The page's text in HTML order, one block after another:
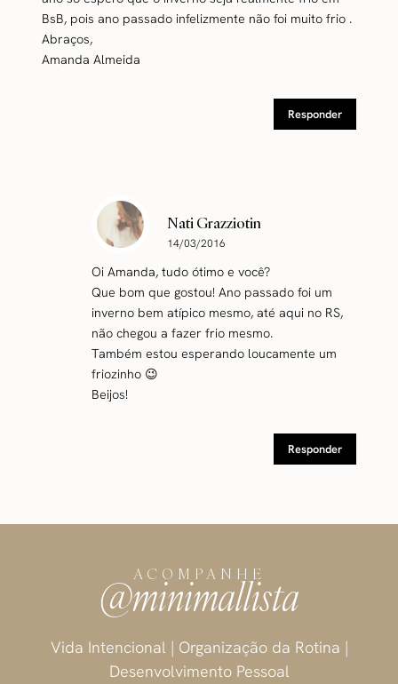
BsB, pois ano passado infelizmente não foi muito frio .
Abraços,
Amanda Almeida
Responder
Nati Grazziotin
14/03/2016
Oi Amanda, tudo ótimo e você?
Que bom que gostou! Ano passado foi um
inverno bem atípico mesmo, até aqui no RS,
não chegou a fazer frio mesmo.
Também estou esperando loucamente um
friozinho 😉
Beijos!
Responder
ACOMPANHE
@minimallista
Vida Intencional | Organização da Rotina |
Desenvolvimento Pessoal